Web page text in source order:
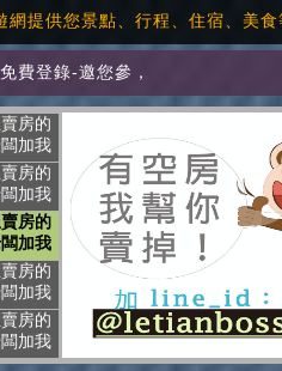
網提供您景點、行程、住宿、美
免費登錄-邀您參 ，
房的
加我
房的
加我
房的
加我
房的
加我
房的
加我